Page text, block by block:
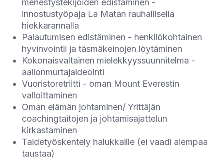
menestystekijöiden edistäminen -
innostustyöpaja La Matan rauhallisella
hiekkarannalla
Palautumisen edistäminen - henkilökohtainen
hyvinvointii ja täsmäkeinojen löytäminen
Kokonaisvaltainen mielekkyyssuunnitelma -
aallonmurtajaideointi
Vuoristoretriitti - oman Mount Everestin
valloittaminen
Oman elämän johtaminen/ Yrittäjän
coachingtaitojen ja johtamisajattelun
kirkastaminen
Taidetyöskentely halukkaille (ei vaadi aiempaa
taustaa)